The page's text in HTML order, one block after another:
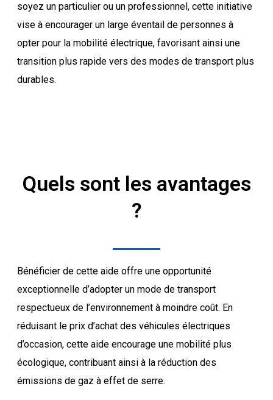
soyez un particulier ou un professionnel, cette initiative
vise à encourager un large éventail de personnes à
opter pour la mobilité électrique, favorisant ainsi une
transition plus rapide vers des modes de transport plus
durables.
Quels sont les avantages
?
Bénéficier de cette aide offre une opportunité
exceptionnelle d’adopter un mode de transport
respectueux de l’environnement à moindre coût. En
réduisant le prix d’achat des véhicules électriques
d’occasion, cette aide encourage une mobilité plus
écologique, contribuant ainsi à la réduction des
émissions de gaz à effet de serre.